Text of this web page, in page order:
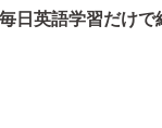
日英語学習だけで